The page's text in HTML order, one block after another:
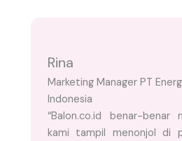
Rina
Marketing Manager PT
Indonesia
“Balon.co.id benar-benar
kami tampil menonjol di